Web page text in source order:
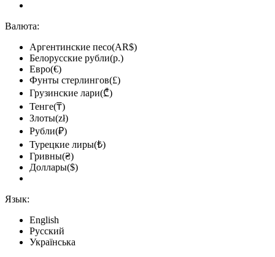
Валюта:
Аргентинские песо(AR$)
Белорусские рубли(р.)
Евро(€)
Фунты стерлингов(£)
Грузинские лари(₾)
Тенге(₸)
Злоты(zł)
Рубли(₽)
Турецкие лиры(₺)
Гривны(₴)
Доллары($)
Язык:
English
Русский
Українська